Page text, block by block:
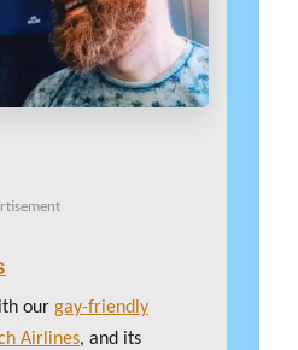
our gay-friendly
Airlines, and its